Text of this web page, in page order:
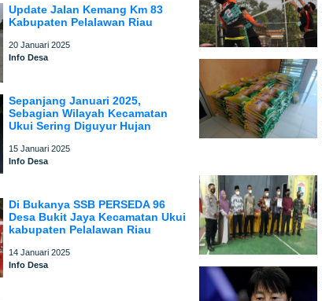
Update Jalan Kemang Km 83
Kabupaten Pelalawan Riau
20 Januari 2025
Info Desa
Sepanjang Januari 2025,
Sebagian Wilayah Kecamatan
Ukui Sering Diguyur Hujan
15 Januari 2025
Info Desa
Di Bukanya SSB PERSEDA 96
Desa Bukit Jaya Kecamatan Ukui
kabupaten Pelalawan Riau
14 Januari 2025
Info Desa